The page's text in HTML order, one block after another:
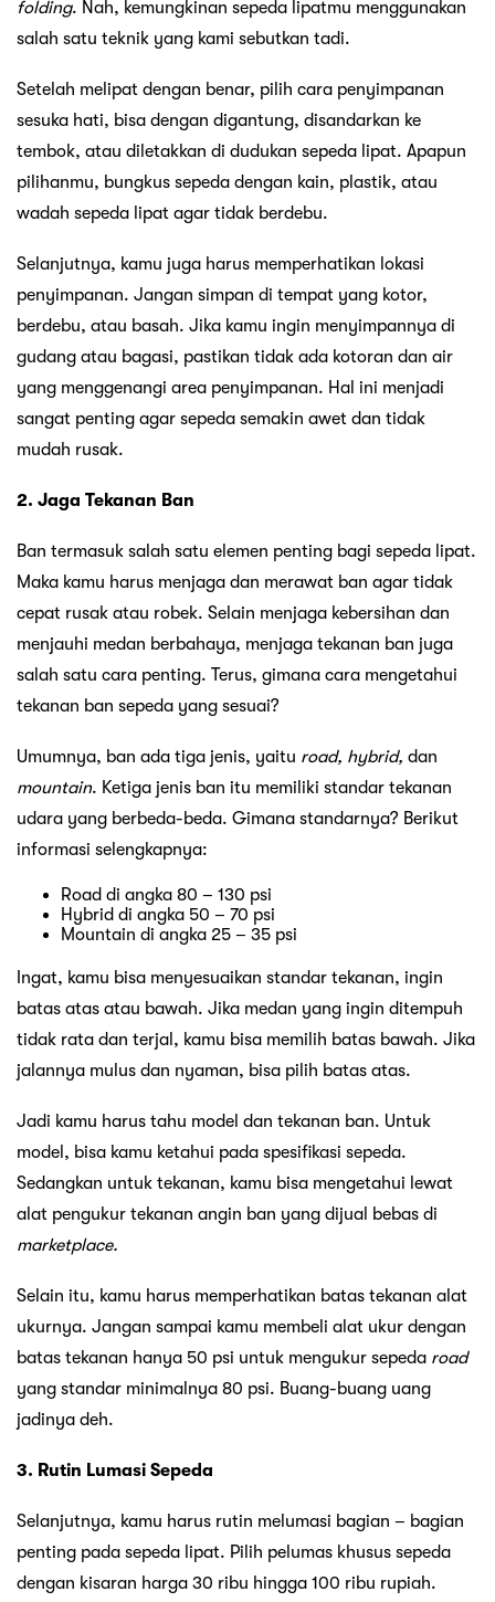
folding. Nah, kemungkinan sepeda lipatmu menggunakan
salah satu teknik yang kami sebutkan tadi.
Setelah melipat dengan benar, pilih cara penyimpanan
sesuka hati, bisa dengan digantung, disandarkan ke
tembok, atau diletakkan di dudukan sepeda lipat. Apapun
pilihanmu, bungkus sepeda dengan kain, plastik, atau
wadah sepeda lipat agar tidak berdebu.
Selanjutnya, kamu juga harus memperhatikan lokasi
penyimpanan. Jangan simpan di tempat yang kotor,
berdebu, atau basah. Jika kamu ingin menyimpannya di
gudang atau bagasi, pastikan tidak ada kotoran dan air
yang menggenangi area penyimpanan. Hal ini menjadi
sangat penting agar sepeda semakin awet dan tidak
mudah rusak.
2. Jaga Tekanan Ban
Ban termasuk salah satu elemen penting bagi sepeda lipat.
Maka kamu harus menjaga dan merawat ban agar tidak
cepat rusak atau robek. Selain menjaga kebersihan dan
menjauhi medan berbahaya, menjaga tekanan ban juga
salah satu cara penting. Terus, gimana cara mengetahui
tekanan ban sepeda yang sesuai?
Umumnya, ban ada tiga jenis, yaitu road, hybrid, dan
mountain. Ketiga jenis ban itu memiliki standar tekanan
udara yang berbeda-beda. Gimana standarnya? Berikut
informasi selengkapnya:
Road di angka 80 – 130 psi
Hybrid di angka 50 – 70 psi
Mountain di angka 25 – 35 psi
Ingat, kamu bisa menyesuaikan standar tekanan, ingin
batas atas atau bawah. Jika medan yang ingin ditempuh
tidak rata dan terjal, kamu bisa memilih batas bawah. Jika
jalannya mulus dan nyaman, bisa pilih batas atas.
Jadi kamu harus tahu model dan tekanan ban. Untuk
model, bisa kamu ketahui pada spesifikasi sepeda.
Sedangkan untuk tekanan, kamu bisa mengetahui lewat
alat pengukur tekanan angin ban yang dijual bebas di
marketplace.
Selain itu, kamu harus memperhatikan batas tekanan alat
ukurnya. Jangan sampai kamu membeli alat ukur dengan
batas tekanan hanya 50 psi untuk mengukur sepeda road
yang standar minimalnya 80 psi. Buang-buang uang
jadinya deh.
3. Rutin Lumasi Sepeda
Selanjutnya, kamu harus rutin melumasi bagian – bagian
penting pada sepeda lipat. Pilih pelumas khusus sepeda
dengan kisaran harga 30 ribu hingga 100 ribu rupiah.